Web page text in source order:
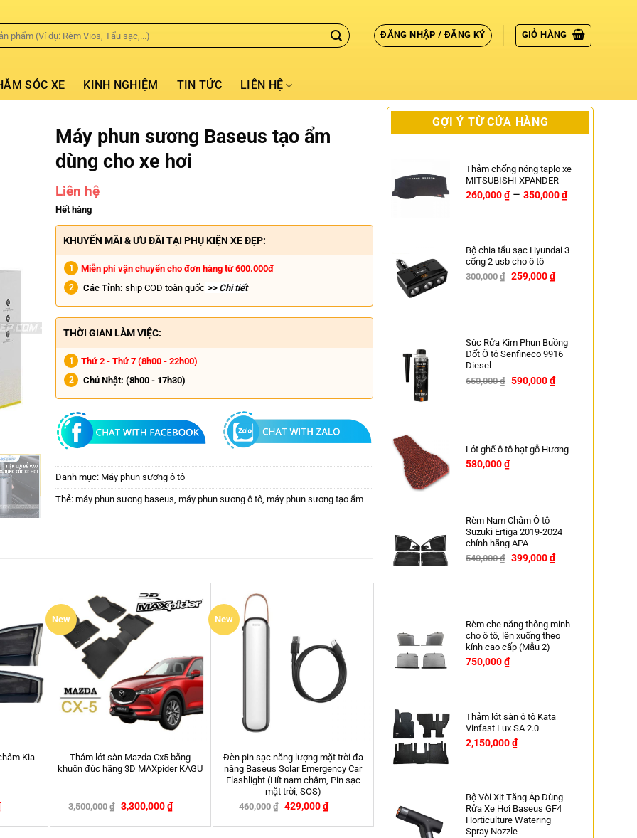
ĐĂNG NHẬP / ĐĂNG KÝ GIỎ HÀNG
SÓC XE KINH NGHIỆM TIN TỨC LIÊN HỆ
Máy phun sương Baseus tạo ẩm
dùng cho xe hơi
Liên hệ
Hết hàng
KHUYẾN MÃI & ƯU ĐÃI TẠI PHỤ KIỆN XE ĐẸP:
Miễn phí vận chuyển cho đơn hàng từ 600.000đ
Các Tỉnh: ship COD toàn quốc >> Chi tiết
THỜI GIAN LÀM VIỆC:
Thứ 2 - Thứ 7 (8h00 - 22h00)
Chủ Nhật: (8h00 - 17h30)
Danh mục: Máy phun sương ô tô
Thẻ:máy phun sương baseus ,máy phun sương ô tô ,máy phun sương tạo ẩm
Dung Dịch Chống Bám Nước Trên
Kính Senfineco 9945
199,000₫ -13%
Bộ ốp chân phanh , ga, côn xe ô tô
195,000₫
Chai xịt bảo dưỡng gioăng cao su
Senfineco 9990
210,000
GỢI Ý TỪ CỬA HÀNG
Thảm chống nóng taplo xe
MITSUBISHI XPANDER
260,000₫ – 350,000₫
Bộ chia tẩu sạc Hyundai 3
cổng 2 usb cho ô tô
300,000₫ 259,000₫
Súc Rửa Kim Phun Buồng
Đốt Ô tô Senfineco 9916
Diesel
650,000₫ 590,000₫
Lót ghế ô tô hạt gỗ Hương
580,000₫
Rèm Nam Châm Ô tô
Suzuki Ertiga 2019-2024
chính hãng APA
540,000₫ 399,000₫
Rèm che nắng thông minh
cho ô tô, lên xuống theo
kính cao cấp (Mẫu 2)
750,000₫
Thảm lót sàn ô tô Kata
Vinfast Lux SA 2.0
2,150,000₫
Bộ Vòi Xịt Tăng Áp Dùng
Rửa Xe Hơi Baseus GF4
Horticulture Watering
Spray Nozzle